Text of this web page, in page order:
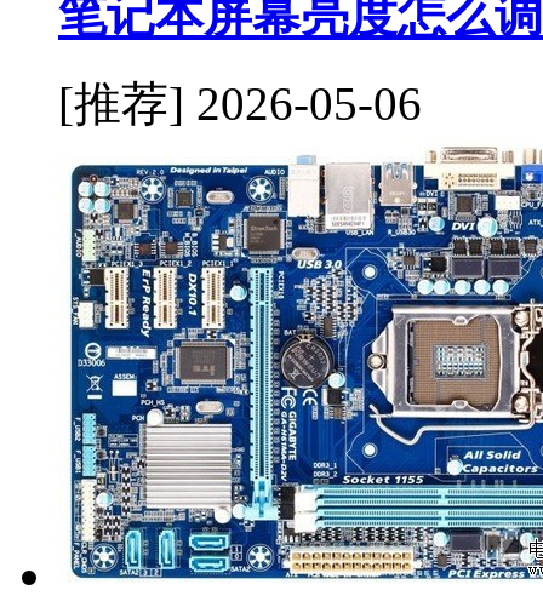
笔记本屏幕亮度怎么
[推荐] 2026-05-06